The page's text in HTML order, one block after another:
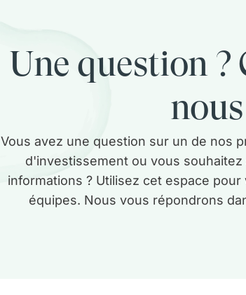
Une question ?
nous
Vous avez une question sur un de nos
d'investissement ou vous
informations ? Utilisez cet espace
équipes. Nous vous répondrons